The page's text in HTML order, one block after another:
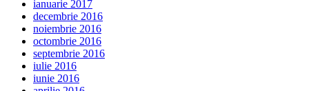
ianuarie 2017
decembrie 2016
noiembrie 2016
octombrie 2016
septembrie 2016
iulie 2016
iunie 2016